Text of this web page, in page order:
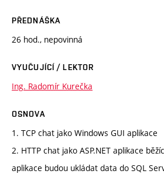
PŘEDNÁŠKA
26 hod., nepovinná
VYUČUJÍCÍ / LEKTOR
Ing. Radomír Kurečka
OSNOVA
1. TCP chat jako Windows GUI aplikace
2. HTTP chat jako ASP.NET aplikace
aplikace budou ukládat data do SQL